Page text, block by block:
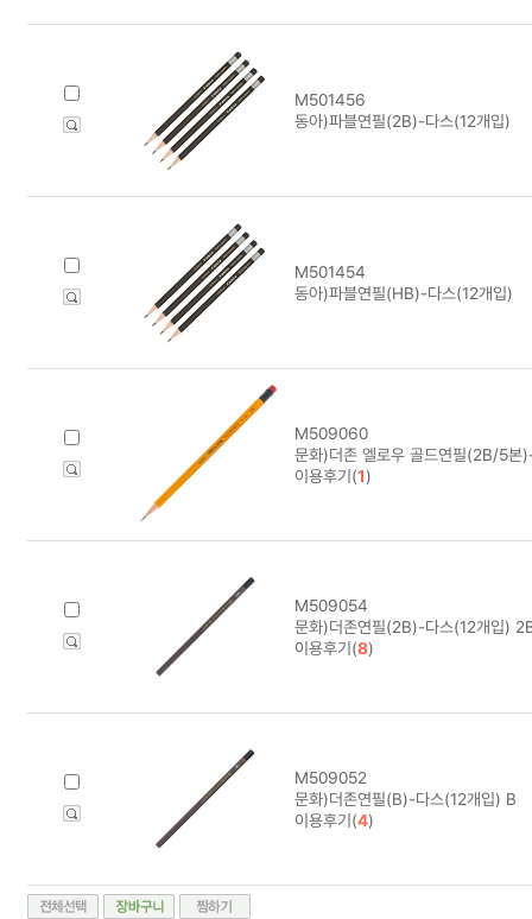
M501456
동아)파블연필(2B)-다스(12개입)
M501454
동아)파블연필(HB)-다스(12개입)
M509060
문화)더존 엘로우 골드연필(2B/5본
이용후기(1)
M509054
문화)더존연필(2B)-다스(12개입)
이용후기(8)
M509052
문화)더존연필(B)-다스(12개입) B
이용후기(4)